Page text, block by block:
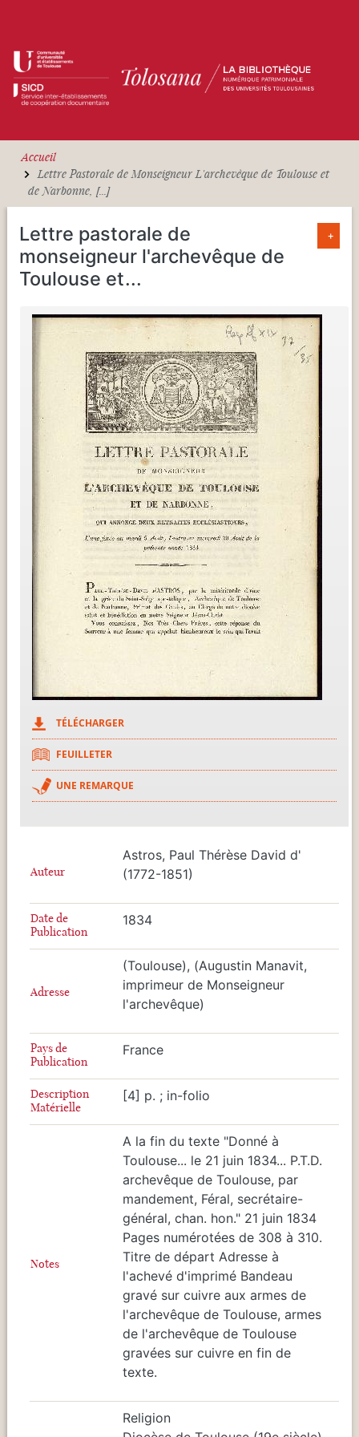
Accueil
Lettre Pastorale de Monseigneur L'archevêque de Toulouse et
de Narbonne, [...]
Lettre pastorale de
monseigneur l'archevêque de
Toulouse et...
+
TÉLÉCHARGER
FEUILLETER
UNE REMARQUE
Auteur
Astros, Paul Thérèse David d'
(1772-1851)
Date de
Publication
1834
Adresse
(Toulouse), (Augustin Manavit,
imprimeur de Monseigneur
l'archevêque)
Pays de
Publication
France
Description
Matérielle
[4] p. ; in-folio
Notes
A la fin du texte "Donné à
Toulouse... le 21 juin 1834... P.T.D.
archevêque de Toulouse, par
mandement, Féral, secrétaire-
général, chan. hon." 21 juin 1834
Pages numérotées de 308 à 310.
Titre de départ Adresse à
l'achevé d'imprimé Bandeau
gravé sur cuivre aux armes de
l'archevêque de Toulouse, armes
de l'archevêque de Toulouse
gravées sur cuivre en fin de
texte.
Religion